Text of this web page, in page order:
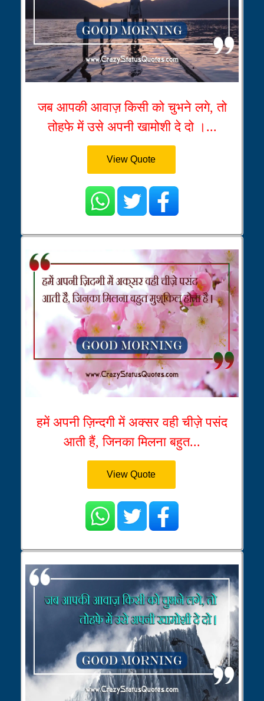
जब आपकी आवाज़ किसी को चुभने लगे, तो
तोहफे में उसे अपनी खामोशी दे दो ।...
View Quote
हमें अपनी ज़िन्दगी में अक्सर वही चीज़े पसंद
आती हैं, जिनका मिलना बहुत...
View Quote